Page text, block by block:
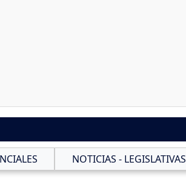
NOTICIAS - LEGISLATIVAS